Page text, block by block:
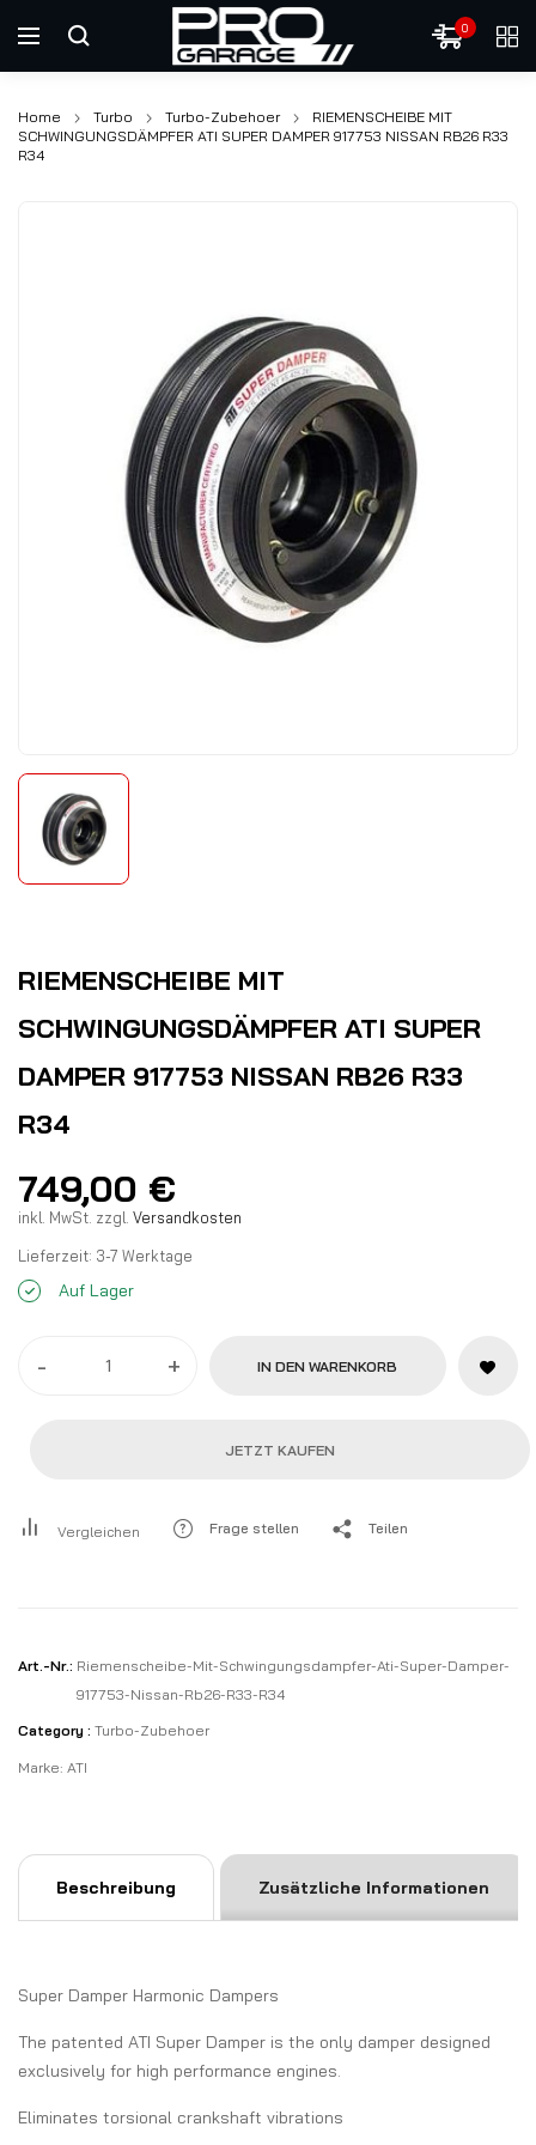
0
Home Turbo Turbo-Zubehoer
RIEMENSCHEIBE MIT
SCHWINGUNGSDÄMPFER ATI SUPER DAMPER 917753 NISSAN RB26 R33
R34
RIEMENSCHEIBE MIT
SCHWINGUNGSDÄMPFER ATI SUPER
DAMPER 917753 NISSAN RB26 R33
R34
749,00 €
inkl. MwSt. zzgl. Versandkosten
Lieferzeit: 3-7 Werktage
Auf Lager
- + IN DEN WARENKORB
JETZT KAUFEN
Vergleichen Frage stellen Teilen
Art.-Nr.: Riemenscheibe-Mit-Schwingungsdampfer-Ati-Super-Damper-
917753-Nissan-Rb26-R33-R34
Category : Turbo-Zubehoer
Marke: ATI
Beschreibung Zusätzliche Informationen
Super Damper Harmonic Dampers
The patented ATI Super Damper is the only damper designed
exclusively for high performance engines.
Eliminates torsional crankshaft vibrations